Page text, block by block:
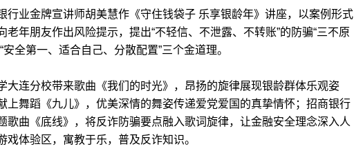
业金牌宣讲师胡美慧作《守住钱袋子 乐享银龄年》讲座，以案例形式
老年朋友作出风险提示，提出“不轻信、不泄露、不转账”的防骗“三不原
安全第一、适合自己、分散配置”三个金道理。
连分校带来歌曲《我们的时光》，昂扬的旋律展现银龄群体乐观姿
上舞蹈《九儿》，优美深情的舞姿传递爱党爱国的真挚情怀；招商银行
歌曲《底线》，将反诈防骗要点融入歌词旋律，让金融安全理念深入人
戏体验区，寓教于乐，普及反诈知识。